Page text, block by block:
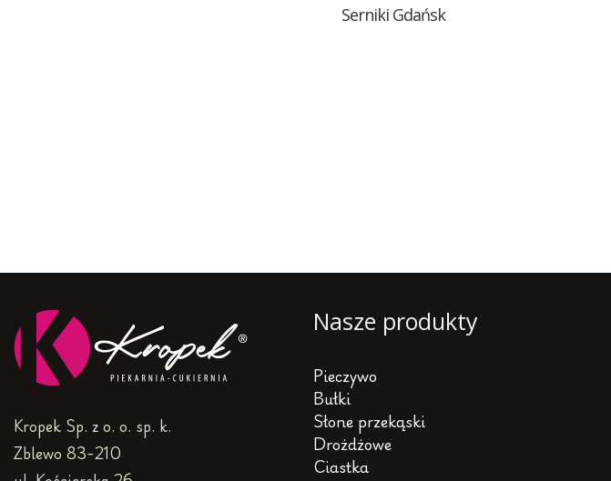
Serniki Gdańsk
Kropek Sp. z o. o. sp. k.
Zblewo 83-210
Nasze produkty
Pieczywo
Bułki
Słone przekąski
Drożdżowe
Ciastka